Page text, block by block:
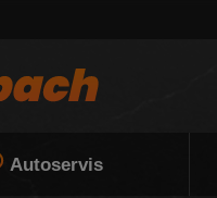
Autoservis